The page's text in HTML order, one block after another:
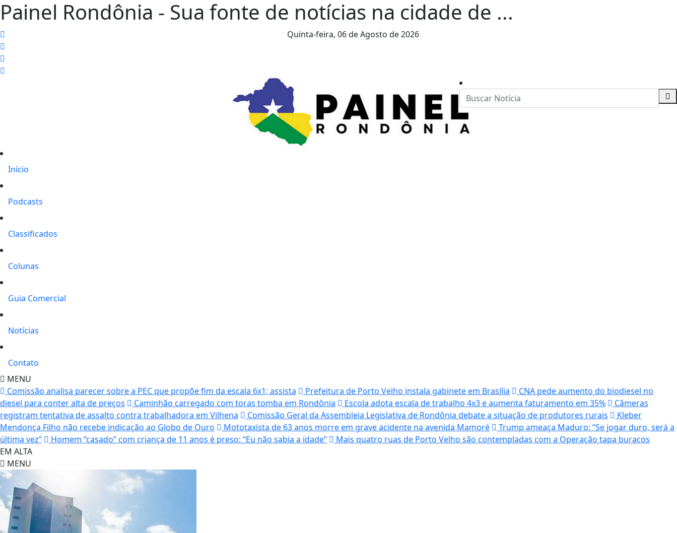
Painel Rondônia - Sua fonte de notícias na cidade de ...
Quinta-feira, 06 de Agosto de 2026
Início
Podcasts
Classificados
Colunas
Guia Comercial
Notícias
Contato
MENU
Comissão analisa parecer sobre a PEC que propõe fim da escala 6x1; assista
Prefeitura de Porto Velho instala gabinete em Brasília
CNA pede aumento do biodiesel no
diesel para conter alta de preços
Caminhão carregado com toras tomba em Rondônia Escola adota escala de trabalho 4x3 e aumenta faturamento em 35%
Câmeras
registram tentativa de assalto contra trabalhadora em Vilhena
Comissão Geral da Assembleia Legislativa de Rondônia debate a situação de produtores rurais
Kleber
Mendonça Filho não recebe indicação ao Globo de Ouro
Mototaxista de 63 anos morre em grave acidente na avenida Mamoré
Trump ameaça Maduro: “Se jogar duro, será a
última vez”
Homem “casado” com criança de 11 anos é preso: “Eu não sabia a idade”
Mais quatro ruas de Porto Velho são contempladas com a Operação tapa buracos
EM ALTA
MENU